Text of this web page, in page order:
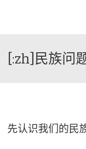
[:zh]民族问
先认识我们的民